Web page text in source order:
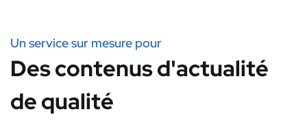
Un service sur mesure pour
Des contenus d'actualité
de qualité